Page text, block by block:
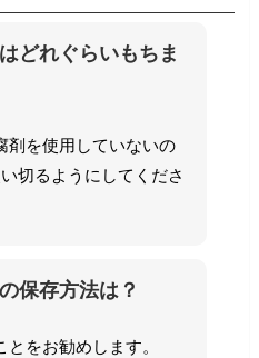
どれぐらいもちま
剤を使用していないの
切るようにしてくださ
保存方法は？
をお勧めします。